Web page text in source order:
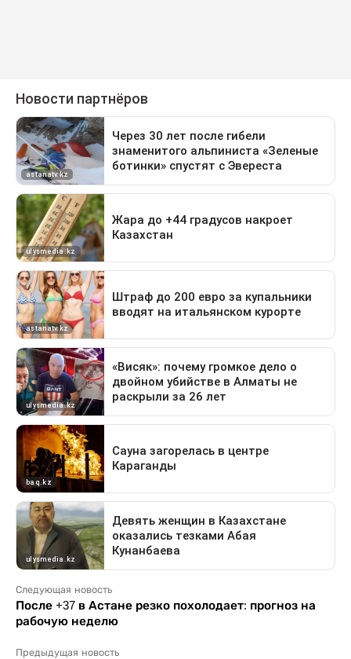
Следующая новость
После +37 в Астане резко похолодает: прогноз на
рабочую неделю
Предыдущая новость